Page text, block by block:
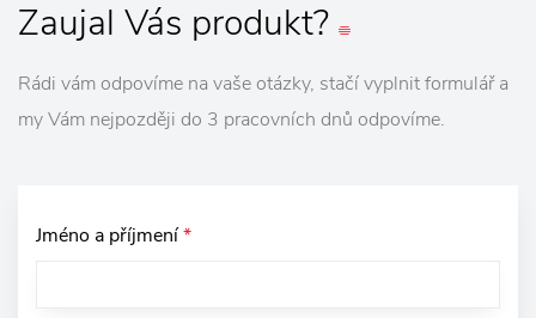
Zaujal Vás produkt?
Rádi vám odpovíme na vaše otázky, stačí vyplnit formulář a
my Vám nejpozději do 3 pracovních dnů odpovíme.
Jméno a příjmení*